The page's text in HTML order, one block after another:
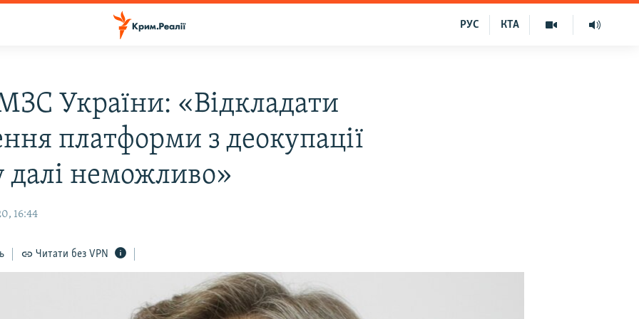
КТА
РУС
України: «Відкладати
платформи з деокупації
неможливо»
16:44
Читати без VPN